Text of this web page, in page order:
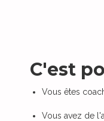
C'est
Vous êtes
Vous avez de